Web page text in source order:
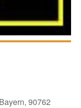
90762